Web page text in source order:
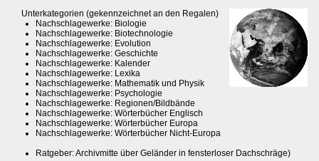
Unterkategorien (gekennzeichnet an den Regalen)
Nachschlagewerke: Biologie
Nachschlagewerke: Biotechnologie
Nachschlagewerke: Evolution
Nachschlagewerke: Geschichte
Nachschlagewerke: Kalender
Nachschlagewerke: Lexika
Nachschlagewerke: Mathematik und Physik
Nachschlagewerke: Psychologie
Nachschlagewerke: Regionen/Bildbände
Nachschlagewerke: Wörterbücher Englisch
Nachschlagewerke: Wörterbücher Europa
Nachschlagewerke: Wörterbücher Nicht-Europa
Ratgeber: Archivmitte über Geländer in fensterloser Dachschräge)